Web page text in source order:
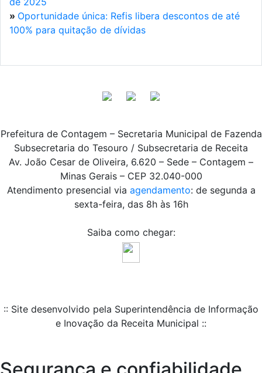
» Oportunidade única: Refis libera descontos de até
100% para quitação de dívidas
Prefeitura de Contagem – Secretaria Municipal de Fazenda
Subsecretaria do Tesouro / Subsecretaria de Receita
Av. João Cesar de Oliveira, 6.620 – Sede – Contagem –
Minas Gerais – CEP 32.040-000
Atendimento presencial via agendamento: de segunda a
sexta-feira, das 8h às 16h
Saiba como chegar:
:: Site desenvolvido pela Superintendência de Informação
e Inovação da Receita Municipal ::